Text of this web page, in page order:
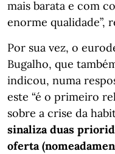
mais barata e com
enorme qualidade”,
Por sua vez, o
Bugalho, que
indicou, numa
este “é o primeiro
sobre a crise da
sinaliza duas
oferta